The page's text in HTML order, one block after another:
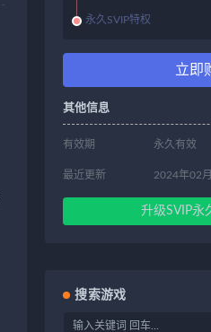
永久SVIP特权
立即
其他信息
有效期 永久有效
最近更新 2024年02
升级SVIP永
搜索游戏